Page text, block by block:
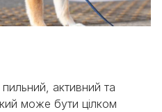
активний та
може бути цілком